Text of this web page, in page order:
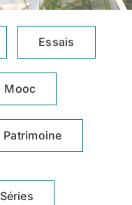
Essais
Mooc
Patrimoine
Séries